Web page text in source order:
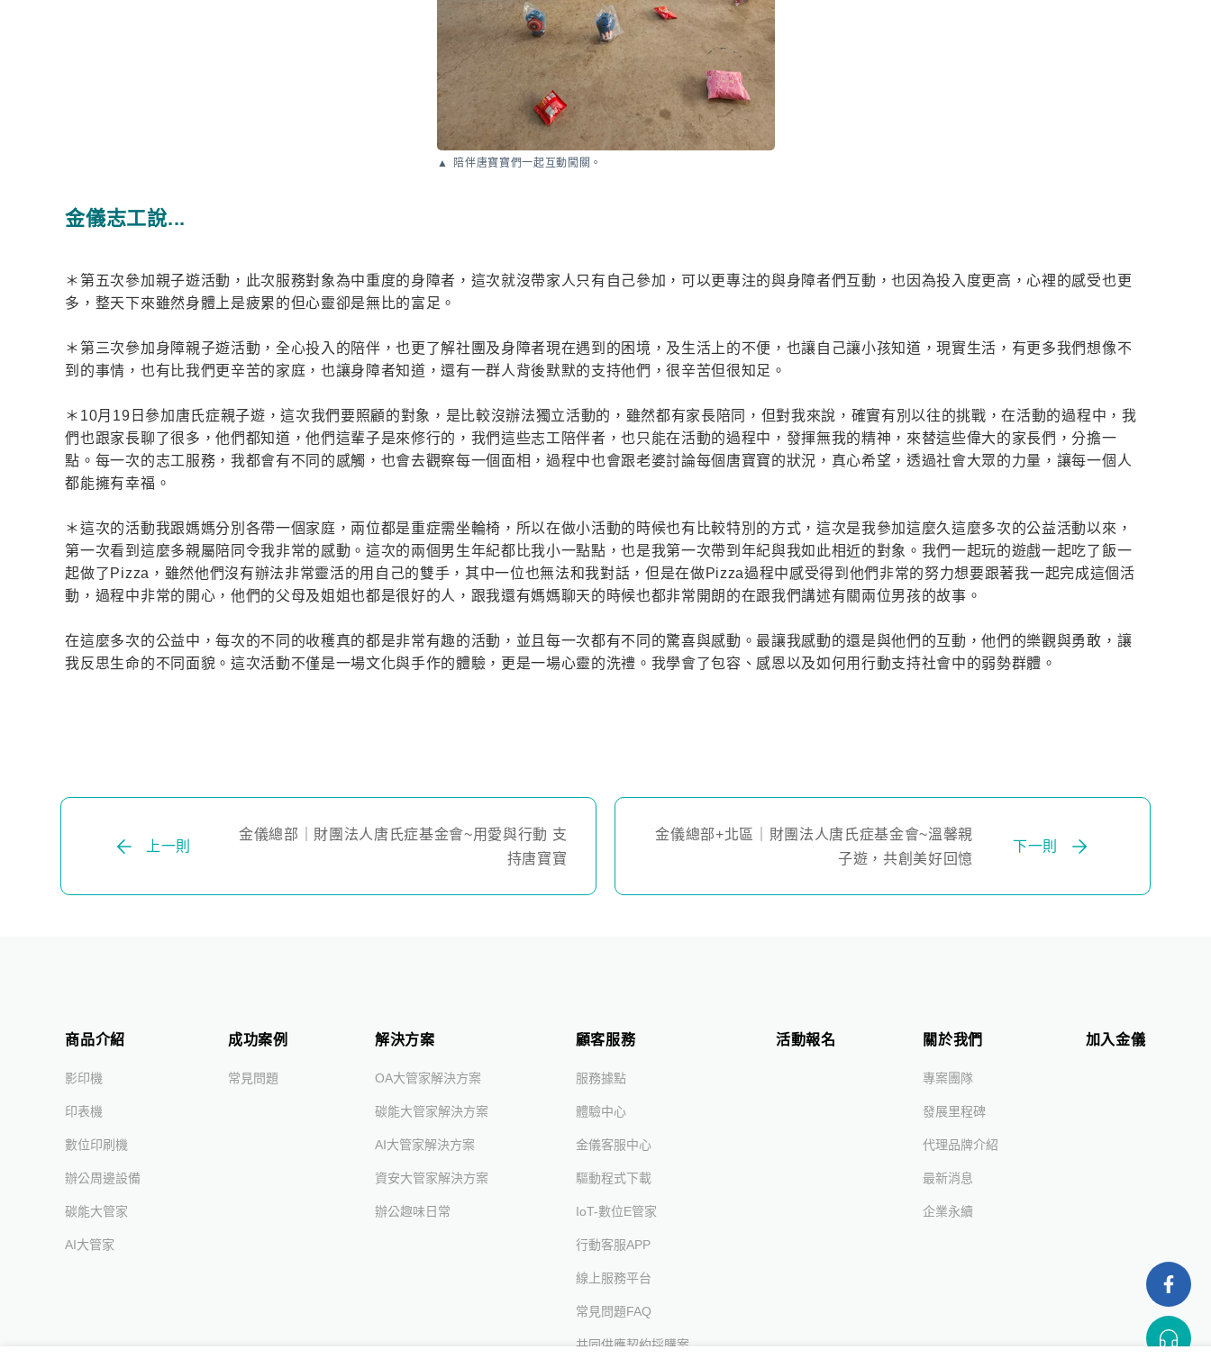
陪伴唐寶寶們一起互動闖關。
金儀志工說...
＊第五次參加親子遊活動，此次服務對象為中重度的身障者，這次就沒帶家人只有自己參加，可以更專注的與身障者們互動，也因為投入度更高，心裡的感受也更
多，整天下來雖然身體上是疲累的但心靈卻是無比的富足。
＊第三次參加身障親子遊活動，全心投入的陪伴，也更了解社團及身障者現在遇到的困境，及生活上的不便，也讓自己讓小孩知道，現實生活，有更多我們想像不
到的事情，也有比我們更辛苦的家庭，也讓身障者知道，還有一群人背後默默的支持他們，很辛苦但很知足。
＊10月19日參加唐氏症親子遊，這次我們要照顧的對象，是比較沒辦法獨立活動的，雖然都有家長陪同，但對我來說，確實有別以往的挑戰，在活動的過程中，我
們也跟家長聊了很多，他們都知道，他們這輩子是來修行的，我們這些志工陪伴者，也只能在活動的過程中，發揮無我的精神，來替這些偉大的家長們，分擔一
點。每一次的志工服務，我都會有不同的感觸，也會去觀察每一個面相，過程中也會跟老婆討論每個唐寶寶的狀況，真心希望，透過社會大眾的力量，讓每一個人
都能擁有幸福。
＊這次的活動我跟媽媽分別各帶一個家庭，兩位都是重症需坐輪椅，所以在做小活動的時候也有比較特別的方式，這次是我參加這麼久這麼多次的公益活動以來，
第一次看到這麼多親屬陪同令我非常的感動。這次的兩個男生年紀都比我小一點點，也是我第一次帶到年紀與我如此相近的對象。我們一起玩的遊戲一起吃了飯一
起做了Pizza，雖然他們沒有辦法非常靈活的用自己的雙手，其中一位也無法和我對話，但是在做Pizza過程中感受得到他們非常的努力想要跟著我一起完成這個活
動，過程中非常的開心，他們的父母及姐姐也都是很好的人，跟我還有媽媽聊天的時候也都非常開朗的在跟我們講述有關兩位男孩的故事。
在這麼多次的公益中，每次的不同的收穫真的都是非常有趣的活動，並且每一次都有不同的驚喜與感動。最讓我感動的還是與他們的互動，他們的樂觀與勇敢，讓
我反思生命的不同面貌。這次活動不僅是一場文化與手作的體驗，更是一場心靈的洗禮。我學會了包容、感恩以及如何用行動支持社會中的弱勢群體。
上一則
金儀總部｜財團法人唐氏症基金會~用愛與行動 支
持唐寶寶
金儀總部+北區｜財團法人唐氏症基金會~溫馨親
子遊，共創美好回憶
下一則
商品介紹
影印機
印表機
數位印刷機
辦公周邊設備
碳能大管家
AI大管家
成功案例
常見問題
解決方案
OA大管家解決方案
碳能大管家解決方案
AI大管家解決方案
資安大管家解決方案
辦公趣味日常
顧客服務
服務據點
體驗中心
金儀客服中心
驅動程式下載
IoT-數位e管家
行動客服APP
線上服務平台
常見問題FAQ
共同供應契約採購案
活動報名 關於我們
專案團隊
發展里程碑
代理品牌介紹
最新消息
企業永續
加入金儀